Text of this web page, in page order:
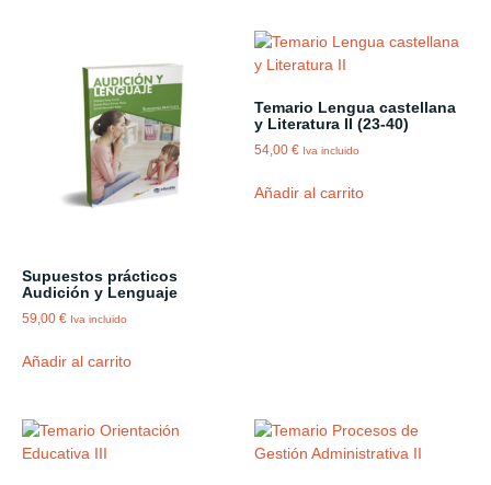
Supuestos prácticos
Audición y Lenguaje
59,00 € Iva incluido
Añadir al carrito
Temario Lengua castellana
y Literatura II (23-40)
54,00€ Iva incluido
Añadir al carrito